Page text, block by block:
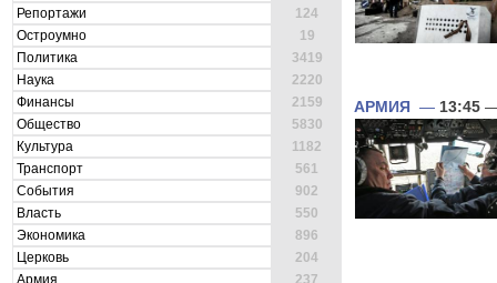
Репортажи
124
Остроумно
19
Политика
3419
Наука
2220
Финансы
2159
Общество
5830
Культура
1182
Транспорт
561
События
902
Власть
550
Экономика
896
Церковь
204
Армия
237
АРМИЯ — 13:45